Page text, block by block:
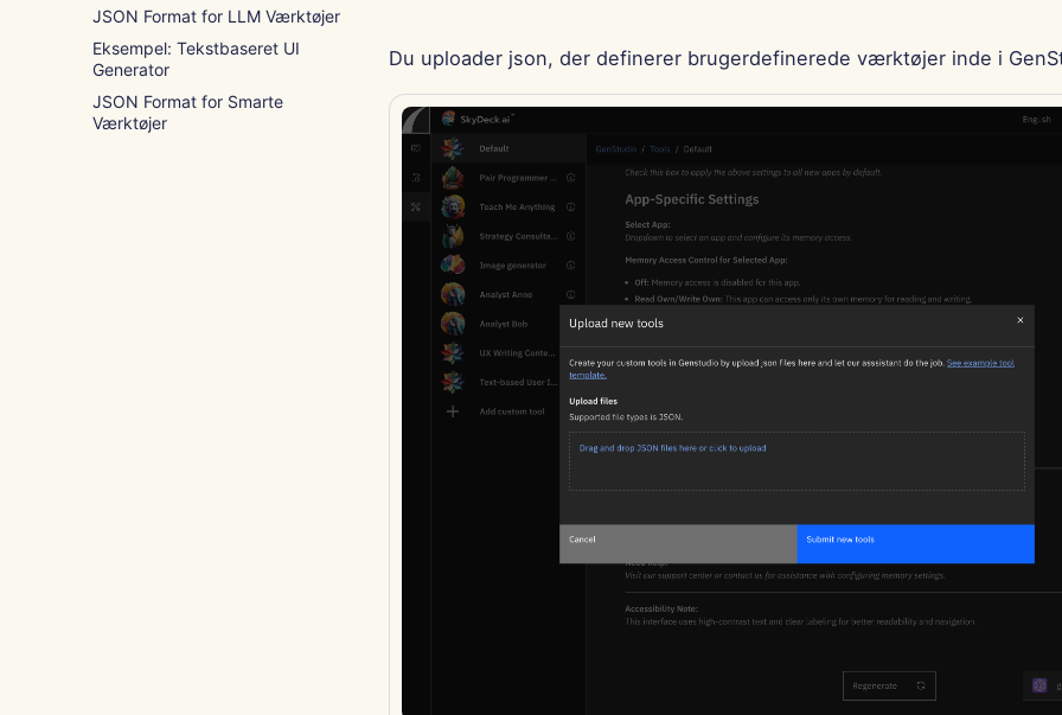
JSON Format for LLM Værktøjer
Eksempel: Tekstbaseret UI
Generator
JSON Format for Smarte
Værktøjer
Du uploader json, der definerer brugerdefinerede værktøjer inde i